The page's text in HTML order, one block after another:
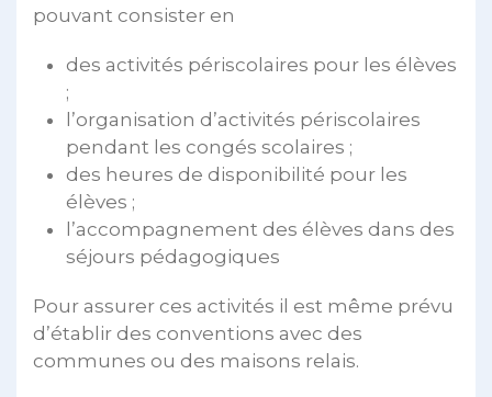
pouvant consister en
des activités périscolaires pour les élèves
;
l’organisation d’activités périscolaires
pendant les congés scolaires ;
des heures de disponibilité pour les
élèves ;
l’accompagnement des élèves dans des
séjours pédagogiques
Pour assurer ces activités il est même prévu
d’établir des conventions avec des
communes ou des maisons relais.